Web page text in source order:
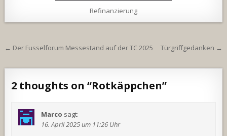
Refinanzierung
Beitragsnavigation
← Der Fusselforum Messestand auf der TC 2025 Türgriffgedanken →
2 thoughts on “Rotkäppchen”
Marco sagt:
16. April 2025 um 11:26 Uhr